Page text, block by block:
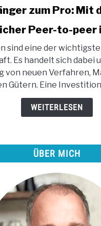
zum Pro: Mit
Peer-to-peer
sind eine der
Es handelt sich dabei
von neuen Verfahren,
Gütern. Eine Investition
WEITERLESEN
ÜBER MICH